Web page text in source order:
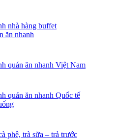
nhà hàng buffet
ăn nhanh
quán ăn nhanh Việt Nam
quán ăn nhanh Quốc tế
phê, trà sữa – trả trước